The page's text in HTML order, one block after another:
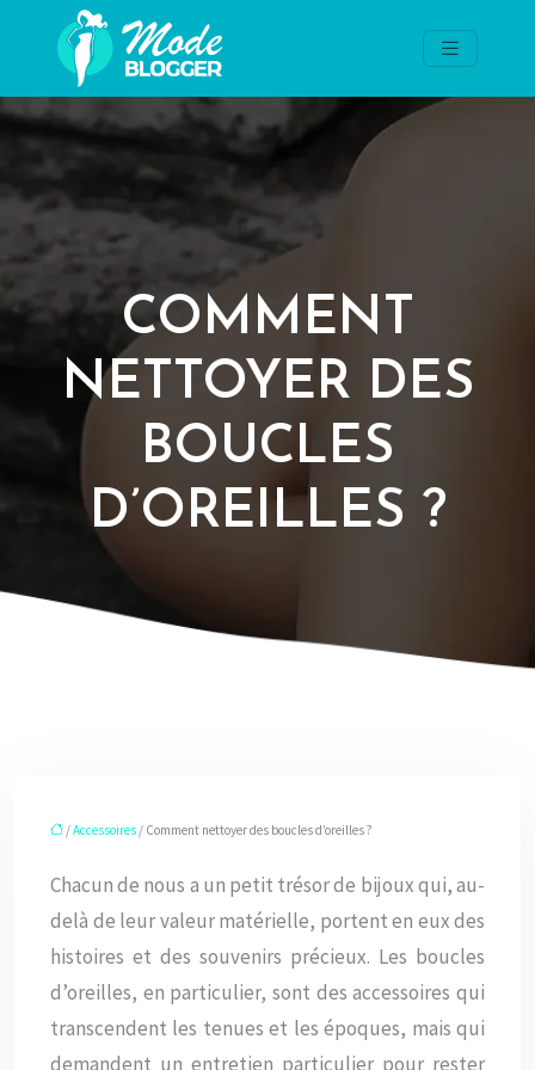
COMMENT
NETTOYER DES
BOUCLES
D’OREILLES ?
/Accessoires / Comment nettoyer des boucles d’oreilles ?
Chacun de nous a un petit trésor de bijoux qui, au-
delà de leur valeur matérielle, portent en eux des
histoires et des souvenirs précieux. Les boucles
d’oreilles, en particulier, sont des accessoires qui
transcendent les tenues et les époques, mais qui
demandent un entretien particulier pour rester